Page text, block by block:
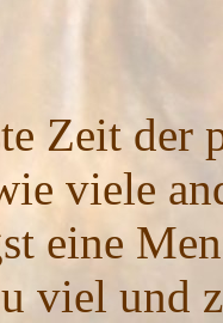
Zeit der
viele
eine
viel und